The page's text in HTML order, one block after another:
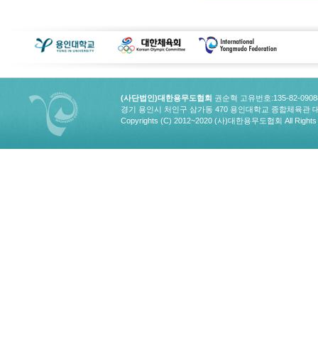
(사단법인)대한용무도협회 권순혁 고유번호:135-82-
경기 용인시 처인구 삼가동 470 용인대학교 종합체육관
Copyrights (C) 2012~2020 (사)대한용무도협회 All